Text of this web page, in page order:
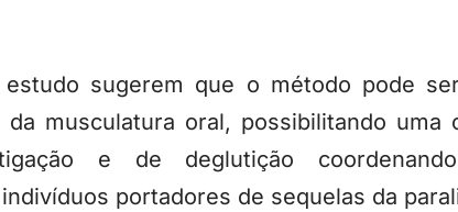
sugerem que o método pode
musculatura oral, possibilitando uma
e de deglutição
portadores de sequelas da